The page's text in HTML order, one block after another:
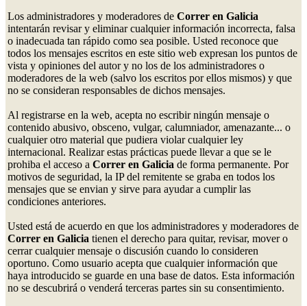
Los administradores y moderadores de Correr en Galicia
intentarán revisar y eliminar cualquier información incorrecta, falsa
o inadecuada tan rápido como sea posible. Usted reconoce que
todos los mensajes escritos en este sitio web expresan los puntos de
vista y opiniones del autor y no los de los administradores o
moderadores de la web (salvo los escritos por ellos mismos) y que
no se consideran responsables de dichos mensajes.
Al registrarse en la web, acepta no escribir ningún mensaje o
contenido abusivo, obsceno, vulgar, calumniador, amenazante... o
cualquier otro material que pudiera violar cualquier ley
internacional. Realizar estas prácticas puede llevar a que se le
prohiba el acceso a Correr en Galicia de forma permanente. Por
motivos de seguridad, la IP del remitente se graba en todos los
mensajes que se envian y sirve para ayudar a cumplir las
condiciones anteriores.
Usted está de acuerdo en que los administradores y moderadores de
Correr en Galicia tienen el derecho para quitar, revisar, mover o
cerrar cualquier mensaje o discusión cuando lo consideren
oportuno. Como usuario acepta que cualquier información que
haya introducido se guarde en una base de datos. Esta información
no se descubrirá o venderá terceras partes sin su consentimiento.